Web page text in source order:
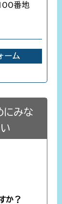
番地
にみな
か？